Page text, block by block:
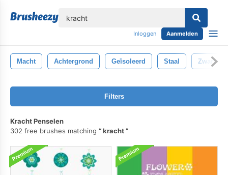
Inloggen Aanmelden
Macht Achtergrond Geïsoleerd Staal Zwart
Filters
Kracht Penselen
302 free brushes matching
kracht